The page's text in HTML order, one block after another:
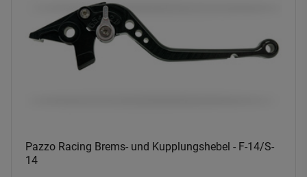
Pazzo Racing Brems- und Kupplungshebel - F-14/S-
14